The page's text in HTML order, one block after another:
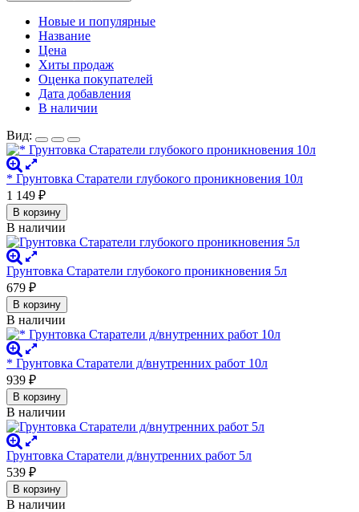
Новые и популярные
Название
Цена
Хиты продаж
Оценка покупателей
Дата добавления
В наличии
Вид:
* Грунтовка Старатели глубокого проникновения 10л
1 149 ₽
В корзину
В наличии
Грунтовка Старатели глубокого проникновения 5л
679 ₽
В корзину
В наличии
* Грунтовка Старатели д/внутренних работ 10л
939 ₽
В корзину
В наличии
Грунтовка Старатели д/внутренних работ 5л
539 ₽
В корзину
В наличии